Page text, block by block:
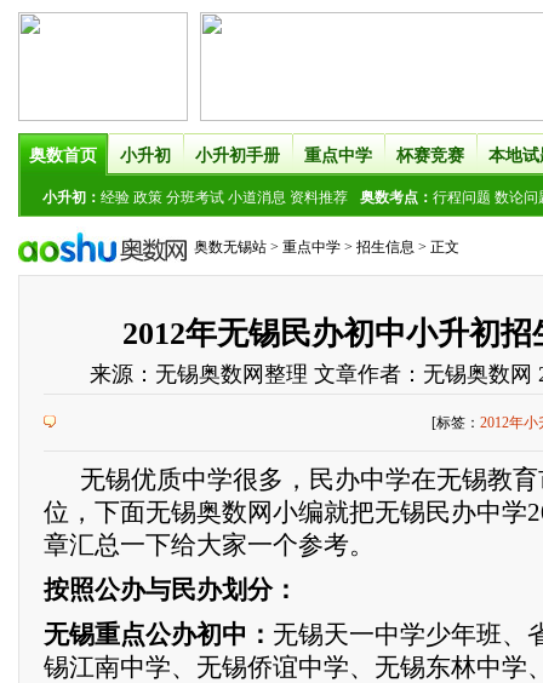
奥数首页 小升初 小升初手册 重点中学 杯赛竞赛 本地试
小升初： 经验 政策 分班考试 小道消息 资料推荐 奥数考点： 行程问题 数论问
奥数无锡站 > 重点中学 > 招生信息 > 正文
2012年无锡民办初中小升初
来源： 无锡奥数网整理 文章作者：无锡奥数网
[标签： 2012年小
无锡优质中学很多，民办中学在无锡教育
位，下面无锡奥数网小编就把无锡民办中学
章汇总一下给大家一个参考。
按照公办与民办划分：
无锡重点公办初中： 无锡天一中学少年班、
锡江南中学、无锡侨谊中学、无锡东林中学